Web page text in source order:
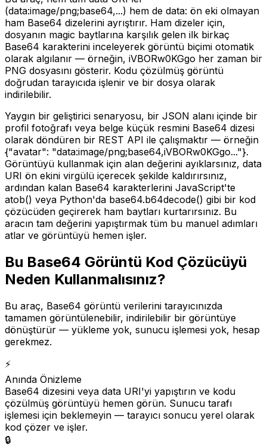
(data:image/png;base64,...) hem de data: ön eki olmayan
ham Base64 dizelerini ayrıştırır. Ham dizeler için,
dosyanın magic baytlarına karşılık gelen ilk birkaç
Base64 karakterini inceleyerek görüntü biçimi otomatik
olarak algılanır — örneğin, iVBORw0KGgo her zaman bir
PNG dosyasını gösterir. Kodu çözülmüş görüntü
doğrudan tarayıcıda işlenir ve bir dosya olarak
indirilebilir.
Yaygın bir geliştirici senaryosu, bir JSON alanı içinde bir
profil fotoğrafı veya belge küçük resmini Base64 dizesi
olarak döndüren bir REST API ile çalışmaktır — örneğin
{"avatar": "data:image/png;base64,iVBORw0KGgo..."}.
Görüntüyü kullanmak için alan değerini ayıklarsınız, data
URI ön ekini virgülü içerecek şekilde kaldırırsınız,
ardından kalan Base64 karakterlerini JavaScript'te
atob() veya Python'da base64.b64decode() gibi bir kod
çözücüden geçirerek ham baytları kurtarırsınız. Bu
aracın tam değerini yapıştırmak tüm bu manuel adımları
atlar ve görüntüyü hemen işler.
Bu Base64 Görüntü Kod Çözücüyü
Neden Kullanmalısınız?
Bu araç, Base64 görüntü verilerini tarayıcınızda
tamamen görüntülenebilir, indirilebilir bir görüntüye
dönüştürür — yükleme yok, sunucu işlemesi yok, hesap
gerekmez.
⚡
Anında Önizleme
Base64 dizesini veya data URI'yi yapıştırın ve kodu
çözülmüş görüntüyü hemen görün. Sunucu tarafı
işlemesi için beklemeyin — tarayıcı sonucu yerel olarak
kod çözer ve işler.
🔒